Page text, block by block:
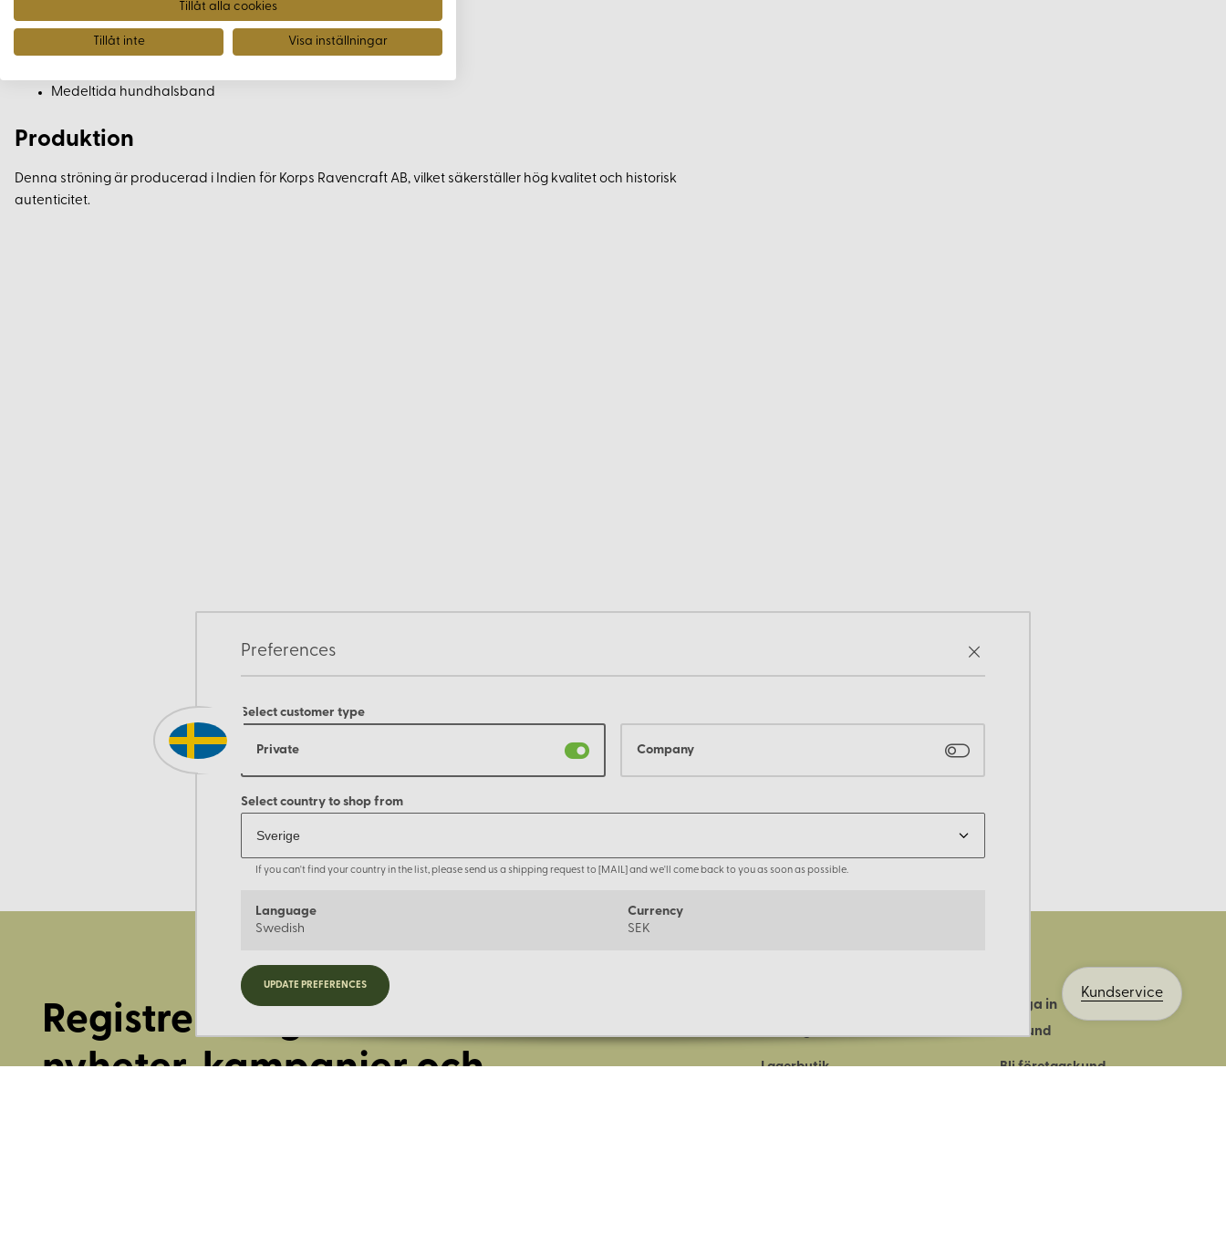
Kundservice
Preferences
Select customer type
Private Company
Select country to shop from
If you can't find your country in the list, please send us a shipping request to [MAIL] and we'll come back to you as soon as possible.
Language
Swedish
Currency
SEK
UPDATE PREFERENCES
Bälten
Medeltida hundhalsband
Produktion
Denna ströning är producerad i Indien för Korps Ravencraft AB, vilket säkerställer hög kvalitet och historisk
autenticitet.
Registrera dig för
nyheter, kampanjer och
Företagets historia
Lagerbutik
Logga in
Bli kund
Bli företagskund
Tillåt alla cookies
Tillåt inte Visa inställningar